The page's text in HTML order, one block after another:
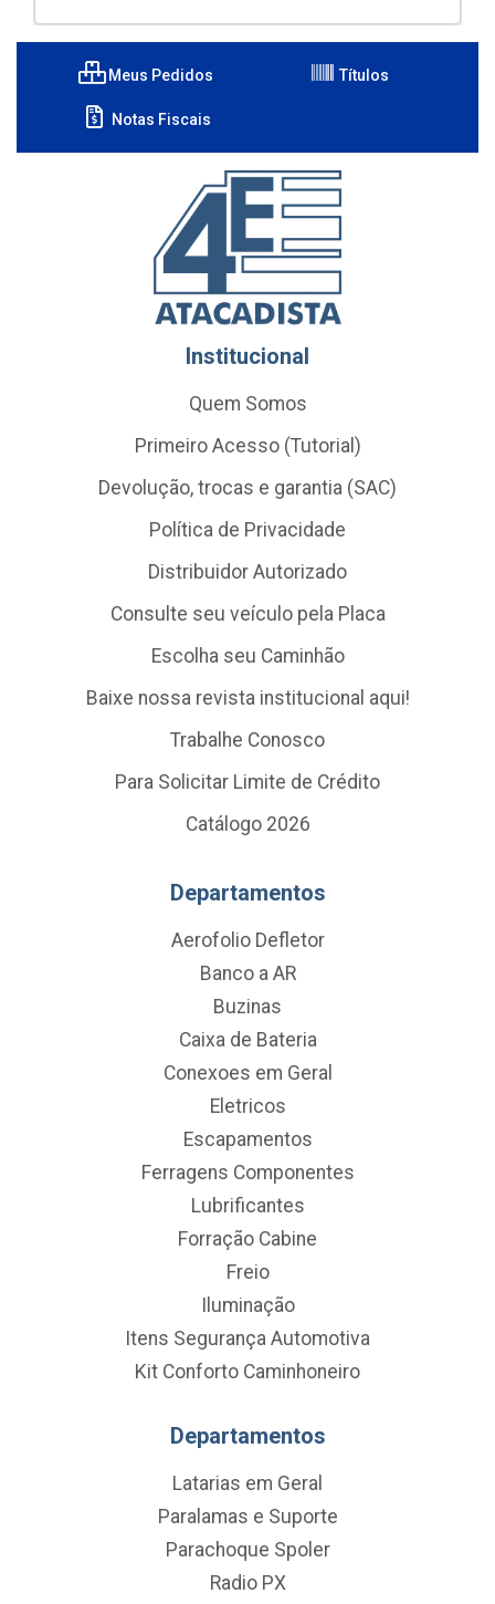
Meus Pedidos Títulos
Notas Fiscais
Institucional
Quem Somos
Primeiro Acesso (Tutorial)
Devolução, trocas e garantia (SAC)
Política de Privacidade
Distribuidor Autorizado
Consulte seu veículo pela Placa
Escolha seu Caminhão
Baixe nossa revista institucional aqui!
Trabalhe Conosco
Para Solicitar Limite de Crédito
Catálogo 2026
Departamentos
Aerofolio Defletor
Banco a AR
Buzinas
Caixa de Bateria
Conexoes em Geral
Eletricos
Escapamentos
Ferragens Componentes
Lubrificantes
Forração Cabine
Freio
Iluminação
Itens Segurança Automotiva
Kit Conforto Caminhoneiro
Departamentos
Latarias em Geral
Paralamas e Suporte
Parachoque Spoler
Radio PX